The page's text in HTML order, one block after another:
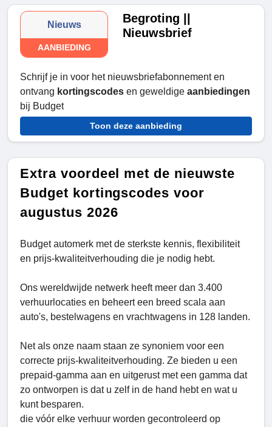
Nieuws
AANBIEDING
Begroting ||
Nieuwsbrief
Schrijf je in voor het nieuwsbriefabonnement en
ontvang kortingscodes en geweldige aanbiedingen
bij Budget
Toon deze aanbieding
Extra voordeel met de nieuwste
Budget kortingscodes voor
augustus 2026
Budget automerk met de sterkste kennis, flexibiliteit
en prijs-kwaliteitverhouding die je nodig hebt.
Ons wereldwijde netwerk heeft meer dan 3.400
verhuurlocaties en beheert een breed scala aan
auto's, bestelwagens en vrachtwagens in 128 landen.
Net als onze naam staan ze synoniem voor een
correcte prijs-kwaliteitverhouding. Ze bieden u een
prepaid-gamma aan en uitgerust met een gamma dat
zo ontworpen is dat u zelf in de hand hebt en wat u
kunt besparen.
die vóór elke verhuur worden gecontroleerd op